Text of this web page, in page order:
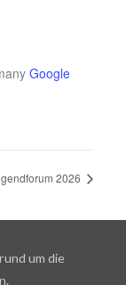
Google
2026
rund um die